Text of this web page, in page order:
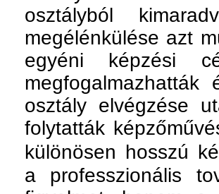
osztályból
megélénkülése azt
egyéni képzési
osztály elvégzése
folytatták
különösen hosszú
a professzionális